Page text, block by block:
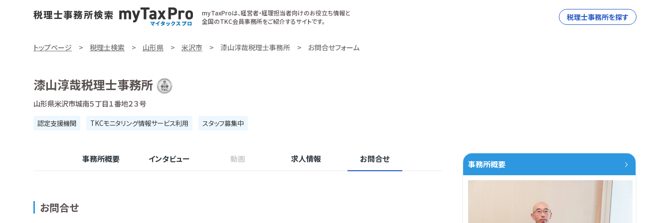
myTaxProは、経営者・経理担当者向けのお役立ち情報と
全国のTKC会員事務所をご紹介するサイトです。
税理士事務所を探す
トップページ 税理士検索 山形県 米沢市 漆山淳哉税理士事務所 お問合せフォーム
漆山淳哉税理士事務所
山形県米沢市城南５丁目１番地２３号
認定支援機関 TKCモニタリング情報サービス利用 スタッフ募集中
事務所概要 インタビュー 動画 求人情報 お問合せ
お問合せ
事務所概要